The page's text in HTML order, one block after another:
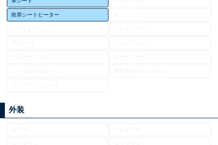
前席シートヒーター
外装